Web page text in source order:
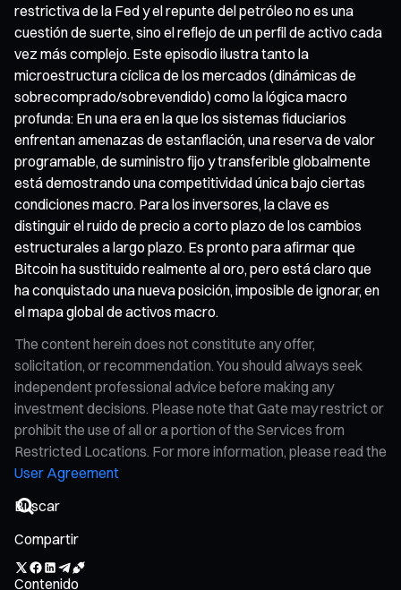
restrictiva de la Fed y el repunte del petróleo no es una
cuestión de suerte, sino el reflejo de un perfil de activo cada
vez más complejo. Este episodio ilustra tanto la
microestructura cíclica de los mercados (dinámicas de
sobrecomprado/sobrevendido) como la lógica macro
profunda: En una era en la que los sistemas fiduciarios
enfrentan amenazas de estanflación, una reserva de valor
programable, de suministro fijo y transferible globalmente
está demostrando una competitividad única bajo ciertas
condiciones macro. Para los inversores, la clave es
distinguir el ruido de precio a corto plazo de los cambios
estructurales a largo plazo. Es pronto para afirmar que
Bitcoin ha sustituido realmente al oro, pero está claro que
ha conquistado una nueva posición, imposible de ignorar, en
el mapa global de activos macro.
The content herein does not constitute any offer,
solicitation, or recommendation. You should always seek
independent professional advice before making any
investment decisions. Please note that Gate may restrict or
prohibit the use of all or a portion of the Services from
Restricted Locations. For more information, please read the
User Agreement
Compartir
Contenido